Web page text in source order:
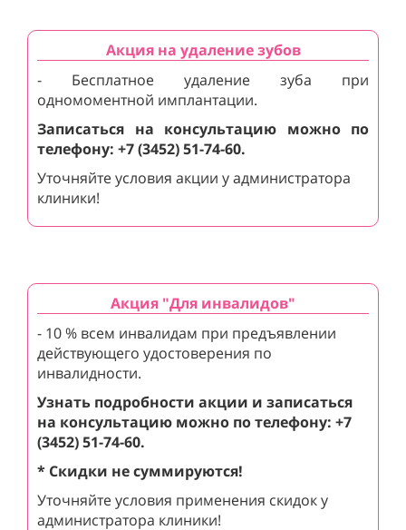
Акция на удаление зубов
- Бесплатное удаление зуба при
одномоментной имплантации.
Записаться на консультацию можно по
телефону: +7 (3452) 51-74-60.
Уточняйте условия акции у администратора
клиники!
Акция "Для инвалидов"
- 10 % всем инвалидам при предъявлении
действующего удостоверения по
инвалидности.
Узнать подробности акции и записаться
на консультацию можно по телефону: +7
(3452) 51-74-60.
* Скидки не суммируются!
Уточняйте условия применения скидок у
администратора клиники!